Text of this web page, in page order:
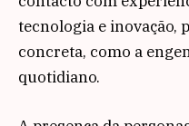
tecnologia e inovação,
concreta, como a
quotidiano.